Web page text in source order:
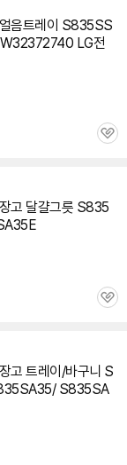
음트레이 S835SS
LG전
관
고 달걀그릇 S835
관
고 트레이/바구니 S
S835SA